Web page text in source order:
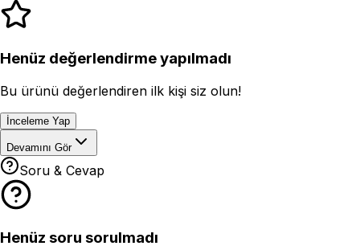
Henüz değerlendirme yapılmadı
Bu ürünü değerlendiren ilk kişi siz olun!
İnceleme Yap
Devamını Gör
Soru & Cevap
Henüz soru sorulmadı